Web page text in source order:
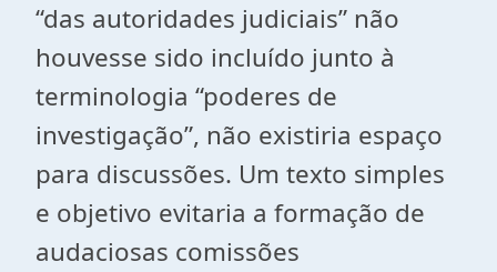
“das autoridades judiciais” não
houvesse sido incluído junto à
terminologia “poderes de
investigação”, não existiria espaço
para discussões. Um texto simples
e objetivo evitaria a formação de
audaciosas comissões